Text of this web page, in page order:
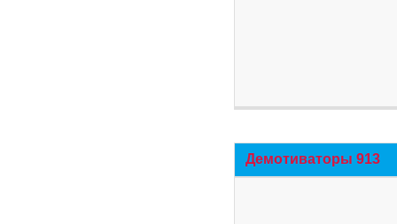
Демотиваторы 913